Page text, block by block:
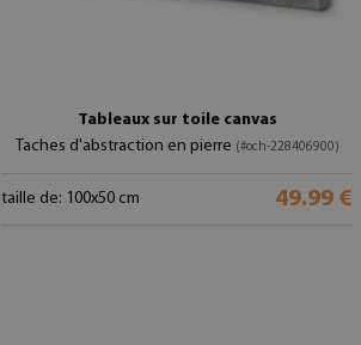
Tableaux sur toile canvas
Taches d'abstraction en pierre (#och-228406900)
taille de: 100x50 cm 49.99 €